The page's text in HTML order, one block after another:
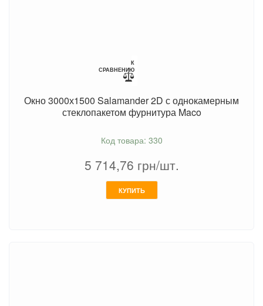
К
СРАВНЕНИЮ
Окно 3000х1500 Salamander 2D с однокамерным
стеклопакетом фурнитура Maco
Код товара: 330
5 714,76 грн/шт.
КУПИТЬ